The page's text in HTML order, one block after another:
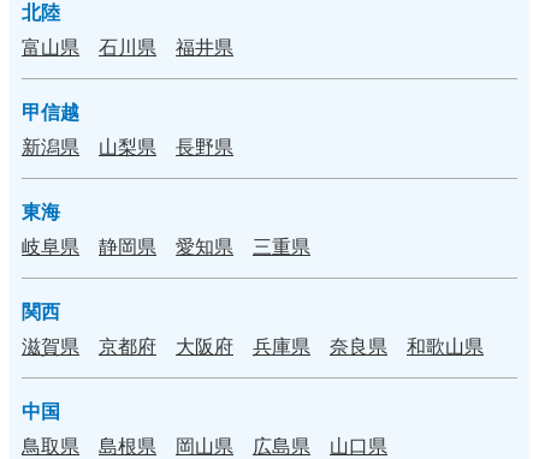
北陸
富山県
石川県 福井県
甲信越
新潟県
山梨県 長野県
東海
岐阜県
静岡県 愛知県 三重県
関西
滋賀県
京都府 大阪府 兵庫県 奈良県 和歌山県
中国
鳥取県
島根県 岡山県 広島県 山口県